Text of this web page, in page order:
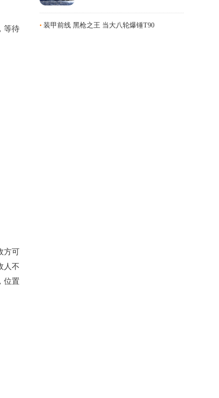
等待
方可
人不
位置
• 装甲前线 黑枪之王 当大八轮爆锤T90